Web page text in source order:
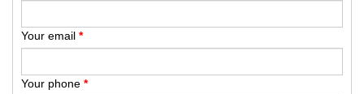
Your email *
Your phone *